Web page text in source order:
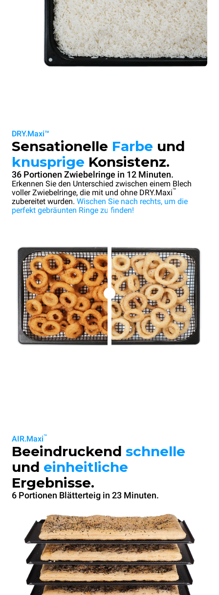
DRY.Maxi™
Sensationelle Farbe und
knusprige Konsistenz.
36 Portionen Zwiebelringe in 12 Minuten.
Erkennen Sie den Unterschied zwischen einem Blech
voller Zwiebelringe, die mit und ohne DRY.Maxi™
zubereitet wurden. Wischen Sie nach rechts, um die
perfekt gebräunten Ringe zu finden!
AIR.Maxi™
Beeindruckend schnelle
und einheitliche
Ergebnisse.
6 Portionen Blätterteig in 23 Minuten.